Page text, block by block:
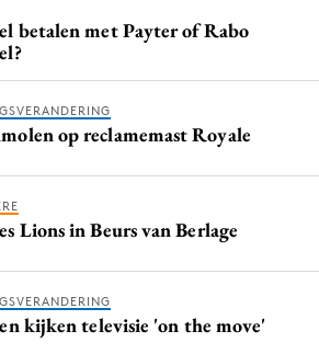
betalen met Payter of Rabo
op reclamemast Royale
Lions in Beurs van Berlage
kijken televisie 'on the move'